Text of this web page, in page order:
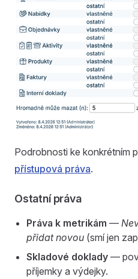
Podrobnosti ke konkrétním
přístupová práva.
Ostatní práva
Práva k metrikám —
přidat novou (smí jen
Skladové doklady —
příjemky a výdejky.